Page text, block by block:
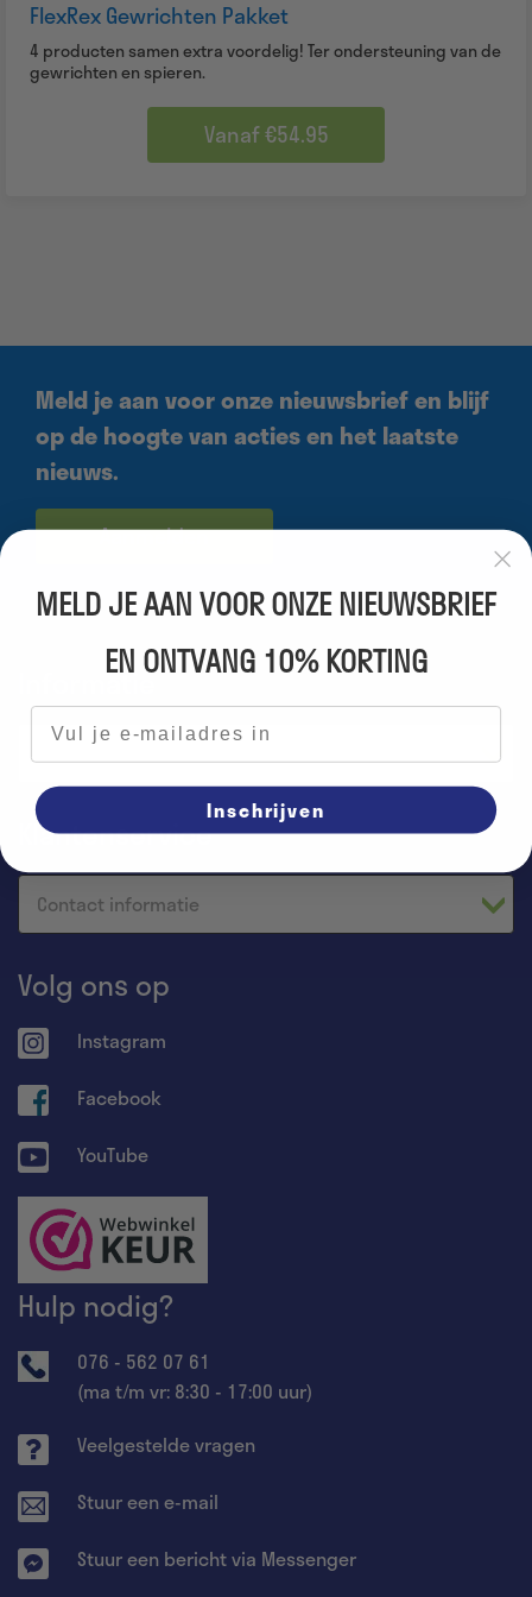
FlexRex Gewrichten Pakket
4 producten samen extra voordelig! Ter ondersteuning van de
gewrichten en spieren.
Vanaf €54.95
Meld je aan voor onze nieuwsbrief en blijf
op de hoogte van acties en het laatste
nieuws.
Aanmelden
Informatie
Over ons
Klantenservice
Contact informatie
Volg ons op
Instagram
Facebook
YouTube
Hulp nodig?
076 - 562 07 61
(ma t/m vr: 8:30 - 17:00 uur)
Veelgestelde vragen
Stuur een e-mail
Stuur een bericht via Messenger
MELD JE AAN VOOR ONZE NIEUWSBRIEF
EN ONTVANG 10% KORTING
E-mailadres
Inschrijven